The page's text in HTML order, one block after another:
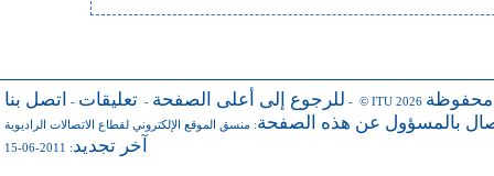
للرجوع إلى أعلى الصفحة - تعليقات - اتصل بنا - © ITU 2026 محفوظة
بالمسؤول عن هذه الصفحة: منسق الموقع الإلكتروني لقطاع الاتصالات الراديوية
آخر تجديد: 2011-06-15